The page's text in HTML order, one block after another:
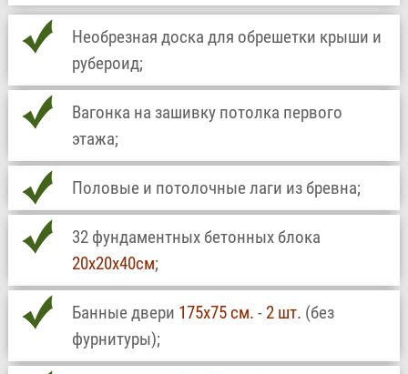
Необрезная доска для обрешетки крыши и
рубероид;
Вагонка на зашивку потолка первого
этажа;
Половые и потолочные лаги из бревна;
32 фундаментных бетонных блока
20х20х40см;
Банные двери 175х75 см. - 2 шт. (без
фурнитуры);